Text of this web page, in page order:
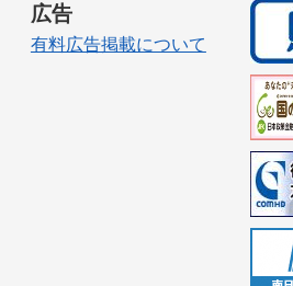
広告
有料広告掲載について